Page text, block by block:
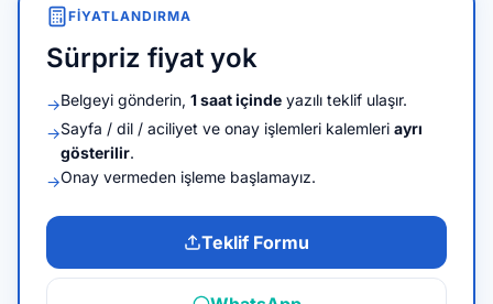
FIYATLANDIRMA
Sürpriz fiyat yok
→Belgeyi gönderin, 1 saat içinde yazılı teklif ulaşır.
→Sayfa / dil / aciliyet ve onay işlemleri kalemleri ayrı
gösterilir.
→Onay vermeden işleme başlamayız.
Teklif Formu